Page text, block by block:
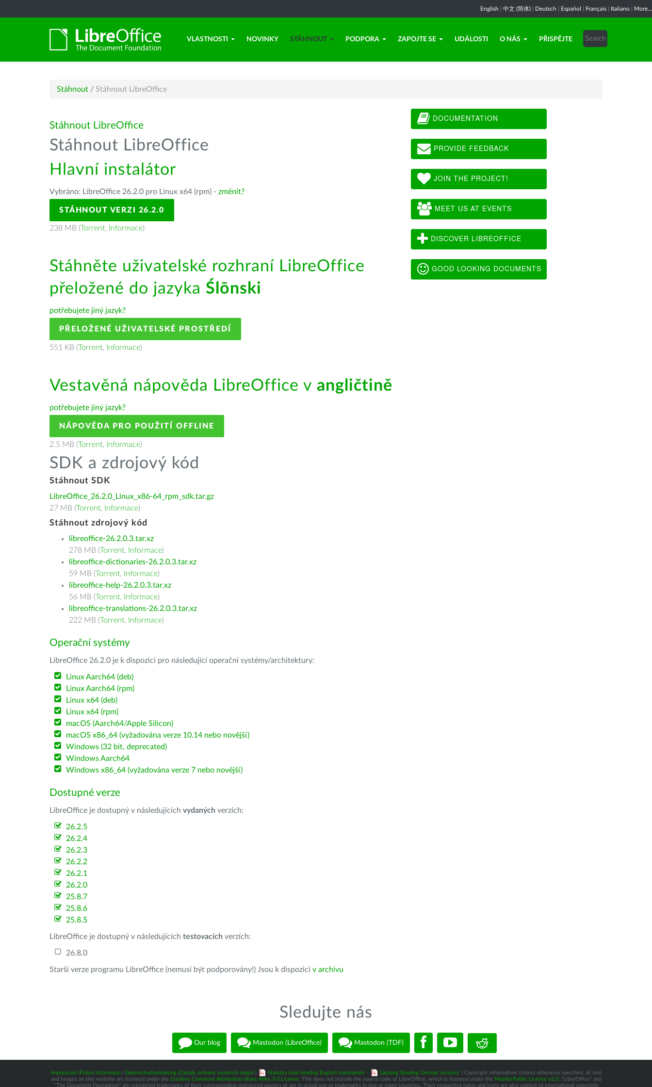
English 中文 (简体) Deutsch Español Français Italiano More...
VLASTNOSTI NOVINKY STÁHNOUT PODPORA ZAPOJTE SE UDÁLOSTI O NÁS PŘISPĚJTE
Stáhnout / Stáhnout LibreOffice
Stáhnout LibreOffice
Stáhnout LibreOffice
Hlavní instalátor
Vybráno: LibreOffice 26.2.0 pro Linux x64 (rpm) - změnit?
STÁHNOUT VERZI 26.2.0
238 MB (Torrent, Informace)
Stáhněte uživatelské rozhraní LibreOffice
přeložené do jazyka Ślōnski
potřebujete jiný jazyk?
PŘELOŽENÉ UŽIVATELSKÉ PROSTŘEDÍ
551 KB (Torrent, Informace)
Vestavěná nápověda LibreOffice v angličtině
potřebujete jiný jazyk?
NÁPOVĚDA PRO POUŽITÍ OFFLINE
2.5 MB (Torrent, Informace)
SDK a zdrojový kód
Stáhnout SDK
LibreOffice_26.2.0_Linux_x86-64_rpm_sdk.tar.gz
27 MB (Torrent, Informace)
Stáhnout zdrojový kód
libreoffice-26.2.0.3.tar.xz
278 MB (Torrent, Informace)
libreoffice-dictionaries-26.2.0.3.tar.xz
59 MB (Torrent, Informace)
libreoffice-help-26.2.0.3.tar.xz
56 MB (Torrent, Informace)
libreoffice-translations-26.2.0.3.tar.xz
222 MB (Torrent, Informace)
Operační systémy
LibreOffice 26.2.0 je k dispozici pro následující operační systémy/architektury:
Linux Aarch64 (deb)
Linux Aarch64 (rpm)
Linux x64 (deb)
Linux x64 (rpm)
macOS (Aarch64/Apple Silicon)
macOS x86_64 (vyžadována verze 10.14 nebo novější)
Windows (32 bit, deprecated)
Windows Aarch64
Windows x86_64 (vyžadována verze 7 nebo novější)
Dostupné verze
LibreOffice je dostupný v následujících vydaných verzích:
26.2.5
26.2.4
26.2.3
26.2.2
26.2.1
26.2.0
25.8.7
25.8.6
25.8.5
LibreOffice je dostupný v následujících testovacích verzích:
26.8.0
Starší verze programu LibreOffice (nemusí být podporovány!) Jsou k dispozici v archivu
DOCUMENTATION
PROVIDE FEEDBACK
JOIN THE PROJECT!
MEET US AT EVENTS
DISCOVER LIBREOFFICE
GOOD LOOKING DOCUMENTS
Sledujte nás
Our blog Mastodon (LibreOffice) Mastodon (TDF)
Impressum (Právní informace)| Datenschutzerklärung (Zásady ochrany osobních údajů)| Statutes (non-binding English translation) - Satzung (binding German version)
| Copyright information: Unless otherwise specified, all text
and images on this website are licensed under the Creative Commons Attribution-Share Alike 3.0 License. This does not include the source code of LibreOffice, which is licensed under the Mozilla Public License v2.0. “LibreOffice” and
“The Document Foundation” are registered trademarks of their corresponding registered owners or are in actual use as trademarks in one or more countries. Their respective logos and icons are also subject to international copyright